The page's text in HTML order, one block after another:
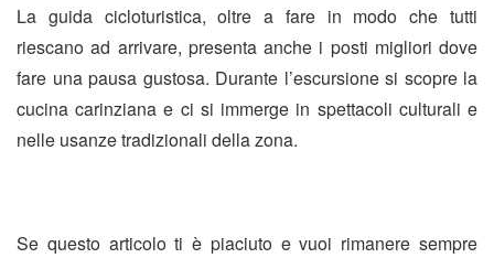
La guida cicloturistica, oltre a fare in modo che tutti
riescano ad arrivare, presenta anche i posti migliori dove
fare una pausa gustosa. Durante l’escursione si scopre la
cucina carinziana e ci si immerge in spettacoli culturali e
nelle usanze tradizionali della zona.
Se questo articolo ti è piaciuto e vuoi rimanere sempre